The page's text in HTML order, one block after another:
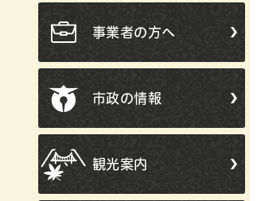
事業者の方へ
市政の情報
観光案内